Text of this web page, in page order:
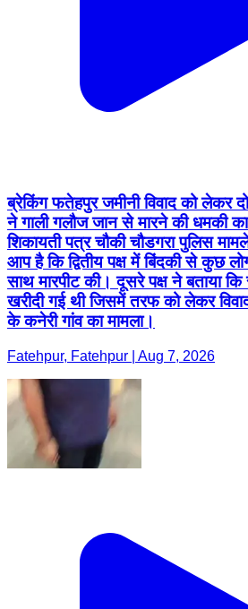
ब्रेकिंग फतेहपुर जमीनी विवाद को लेकर दो
ने गाली गलौज जान से मारने की धमकी
शिकायती पत्र चौकी चौडगरा पुलिस
आप है कि द्वितीय पक्ष में बिंदकी से कुछ
साथ मारपीट की। दूसरे पक्ष ने बताया
खरीदी गई थी जिसमें तरफ को लेकर
के कनेरी गांव का मामला।
Fatehpur, Fatehpur | Aug 7, 2026